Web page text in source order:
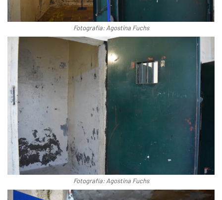
Fotografía: Agostina Fuchs
Fotografía: Agostina Fuchs